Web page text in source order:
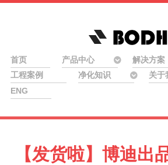
首页 产品中心
解决方案
工程案例
净化知识
关于
ENG
【发货啦】博迪出